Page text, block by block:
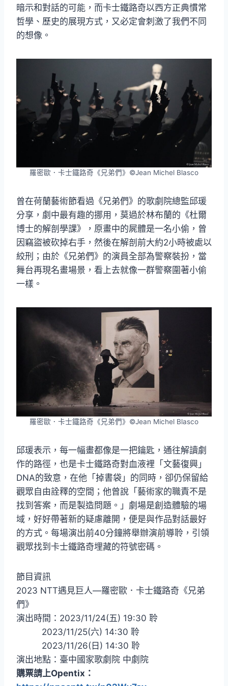
暗示和對話的可能，而卡士鐵路奇以西方正典慣常
哲學、歷史的展現方式，又必定會刺激了我們不同
的想像。
羅密歐．卡士鐵路奇《兄弟們》©Jean Michel Blasco
曾在荷蘭藝術節看過《兄弟們》的歌劇院總監邱瑗
分享，劇中最有趣的挪用，莫過於林布蘭的《杜爾
博士的解剖學課》，原畫中的屍體是一名小偷，曾
因竊盜被砍掉右手，然後在解剖前大約2小時被處以
絞刑；由於《兄弟們》的演員全部為警察裝扮，當
舞台再現名畫場景，看上去就像一群警察圍著小偷
一樣。
羅密歐．卡士鐵路奇《兄弟們》©Jean Michel Blasco
邱瑗表示，每一幅畫都像是一把鑰匙，通往解讀劇
作的路徑，也是卡士鐵路奇對血液裡「文藝復興」
DNA的致意，在他「掉書袋」的同時，卻仍保留給
觀眾自由詮釋的空間；他曾說「藝術家的職責不是
找到答案，而是製造問題。」劇場是創造體驗的場
域，好好帶著新的疑慮離開，便是與作品對話最好
的方式。每場演出前40分鐘將舉辦演前導聆，引領
觀眾找到卡士鐵路奇埋藏的符號密碼。
節目資訊
2023 NTT遇見巨人—羅密歐．卡士鐵路奇《兄弟
們》
演出時間：2023/11/24(五) 19:30 聆
2023/11/25(六) 14:30 聆
2023/11/26(日) 14:30 聆
演出地點：臺中國家歌劇院 中劇院
購票請上Opentix：